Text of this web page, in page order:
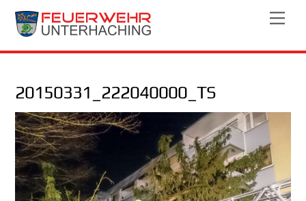
Skip
20150331_222040000_TS